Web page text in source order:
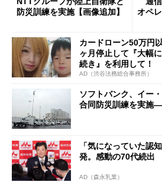
防災訓練を実施【画像追加】
オペ
カードローン50万円
ヶ月停止して『大幅
続き』を利用して！
AD（渋谷法務総合事務所）
ソフトバンク、イー
合同防災訓練を実施
「気になっていた認
発。感動の70代続出
AD（森永乳業）